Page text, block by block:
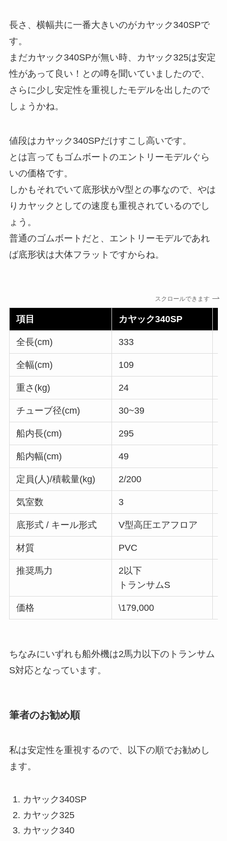
長さ、横幅共に一番大きいのがカヤック340SPで
す。
まだカヤック340SPが無い時、カヤック325は安定
性があって良い！との噂を聞いていましたので、
さらに少し安定性を重視したモデルを出したので
しょうかね。
値段はカヤック340SPだけすこし高いです。
とは言ってもゴムボートのエントリーモデルぐら
いの価格です。
しかもそれでいて底形状がV型との事なので、やは
りカヤックとしての速度も重視されているのでし
ょう。
普通のゴムボートだと、エントリーモデルであれ
ば底形状は大体フラットですからね。
スクロールできます
項目 カヤック340SP
全長(cm) 333
全幅(cm) 109
重さ(kg) 24
チューブ径(cm) 30~39
船内長(cm) 295
船内幅(cm) 49
定員(人)/積載量(kg) 2/200
気室数 3
底形式 / キール形式 V型高圧エアフロア
材質 PVC
推奨馬力
2以下
トランサムS
価格 \179,000
ちなみにいずれも船外機は2馬力以下のトランサム
S対応となっています。
筆者のお勧め順
私は安定性を重視するので、以下の順でお勧めし
ます。
カヤック340SP
カヤック325
カヤック340